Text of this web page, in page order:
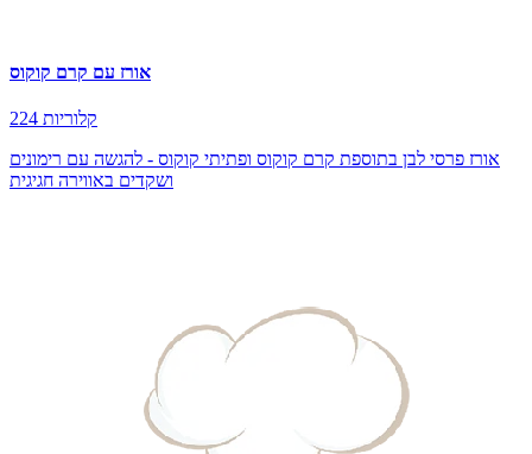
אורז עם קרם קוקוס
224 קלוריות
אורז פרסי לבן בתוספת קרם קוקוס ופתיתי קוקוס - להגשה עם רימונים
ושקדים באווירה חגיגית